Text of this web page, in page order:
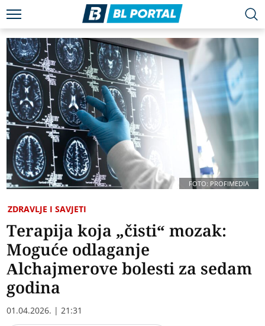
FOTO: PROFIMEDIA
ZDRAVLJE I SAVJETI
Terapija koja „čisti“ mozak:
Moguće odlaganje
Alchajmerove bolesti za sedam
godina
01.04.2026. | 21:31